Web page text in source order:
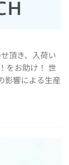
頂き、入荷い
をお助け！ 世
影響による生産